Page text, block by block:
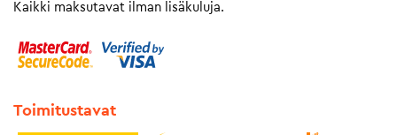
Kaikki maksutavat ilman lisäkuluja.
Toimitustavat